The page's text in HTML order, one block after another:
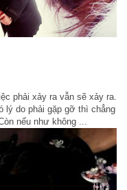
phải xảy ra vẫn sẽ xảy ra.
lý do phải gặp gỡ thì chẳng
nếu như không ...